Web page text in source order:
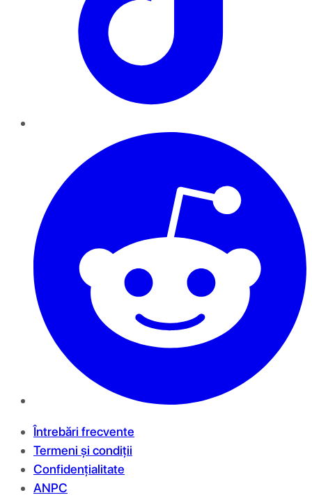
Întrebări frecvente
Termeni și condiții
Confidențialitate
ANPC